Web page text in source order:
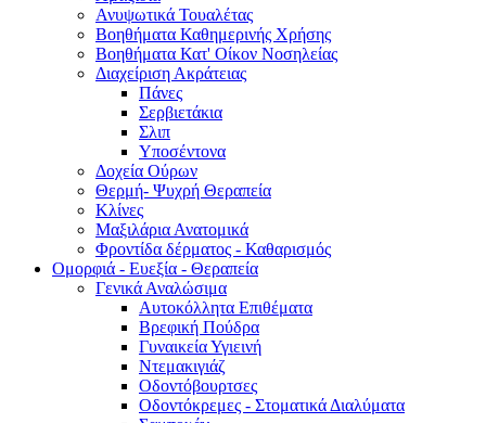
Ανυψωτικά Τουαλέτας
Βοηθήματα Καθημερινής Χρήσης
Βοηθήματα Κατ' Οίκον Νοσηλείας
Διαχείριση Ακράτειας
Πάνες
Σερβιετάκια
Σλιπ
Υποσέντονα
Δοχεία Ούρων
Θερμή- Ψυχρή Θεραπεία
Κλίνες
Μαξιλάρια Ανατομικά
Φροντίδα δέρματος - Καθαρισμός
Ομορφιά - Ευεξία - Θεραπεία
Γενικά Αναλώσιμα
Αυτοκόλλητα Επιθέματα
Βρεφική Πούδρα
Γυναικεία Υγιεινή
Ντεμακιγιάζ
Οδοντόβουρτσες
Οδοντόκρεμες - Στοματικά Διαλύματα